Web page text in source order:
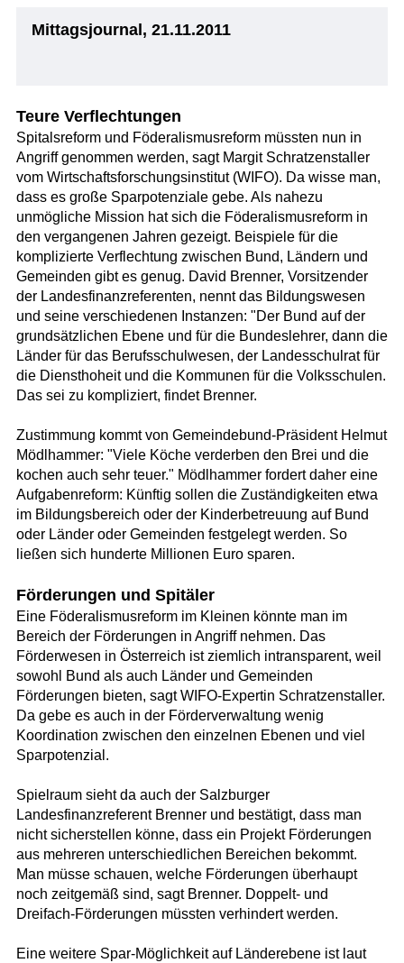
Mittagsjournal, 21.11.2011
Teure Verflechtungen
Spitalsreform und Föderalismusreform müssten nun in
Angriff genommen werden, sagt Margit Schratzenstaller
vom Wirtschaftsforschungsinstitut (WIFO). Da wisse man,
dass es große Sparpotenziale gebe. Als nahezu
unmögliche Mission hat sich die Föderalismusreform in
den vergangenen Jahren gezeigt. Beispiele für die
komplizierte Verflechtung zwischen Bund, Ländern und
Gemeinden gibt es genug. David Brenner, Vorsitzender
der Landesfinanzreferenten, nennt das Bildungswesen
und seine verschiedenen Instanzen: "Der Bund auf der
grundsätzlichen Ebene und für die Bundeslehrer, dann die
Länder für das Berufsschulwesen, der Landesschulrat für
die Diensthoheit und die Kommunen für die Volksschulen.
Das sei zu kompliziert, findet Brenner.
Zustimmung kommt von Gemeindebund-Präsident Helmut
Mödlhammer: "Viele Köche verderben den Brei und die
kochen auch sehr teuer." Mödlhammer fordert daher eine
Aufgabenreform: Künftig sollen die Zuständigkeiten etwa
im Bildungsbereich oder der Kinderbetreuung auf Bund
oder Länder oder Gemeinden festgelegt werden. So
ließen sich hunderte Millionen Euro sparen.
Förderungen und Spitäler
Eine Föderalismusreform im Kleinen könnte man im
Bereich der Förderungen in Angriff nehmen. Das
Förderwesen in Österreich ist ziemlich intransparent, weil
sowohl Bund als auch Länder und Gemeinden
Förderungen bieten, sagt WIFO-Expertin Schratzenstaller.
Da gebe es auch in der Förderverwaltung wenig
Koordination zwischen den einzelnen Ebenen und viel
Sparpotenzial.
Spielraum sieht da auch der Salzburger
Landesfinanzreferent Brenner und bestätigt, dass man
nicht sicherstellen könne, dass ein Projekt Förderungen
aus mehreren unterschiedlichen Bereichen bekommt.
Man müsse schauen, welche Förderungen überhaupt
noch zeitgemäß sind, sagt Brenner. Doppelt- und
Dreifach-Förderungen müssten verhindert werden.
Eine weitere Spar-Möglichkeit auf Länderebene ist laut